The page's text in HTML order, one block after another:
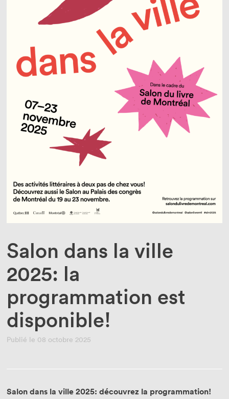
Enseignant·e·s
Bénévoles
Médias
Salon dans la ville
2025: la
programmation est
disponible!
Publié le 08 octobre 2025
Salon dans la ville 2025: découvrez la programmation!